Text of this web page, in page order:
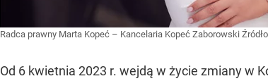
Radca prawny Marta Kopeć – Kancelaria Kopeć Zaborowski
Od 6 kwietnia 2023 r. wejdą w życie zmiany w